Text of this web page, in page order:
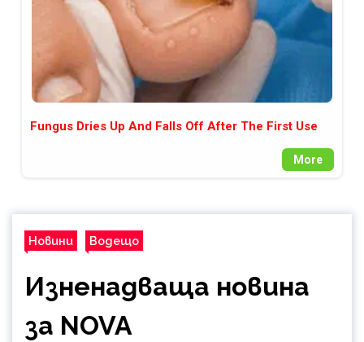
Fungus Dries Up And Falls Off After The First Use
More
Новини Водещо
Изненадваща новина
за NOVA